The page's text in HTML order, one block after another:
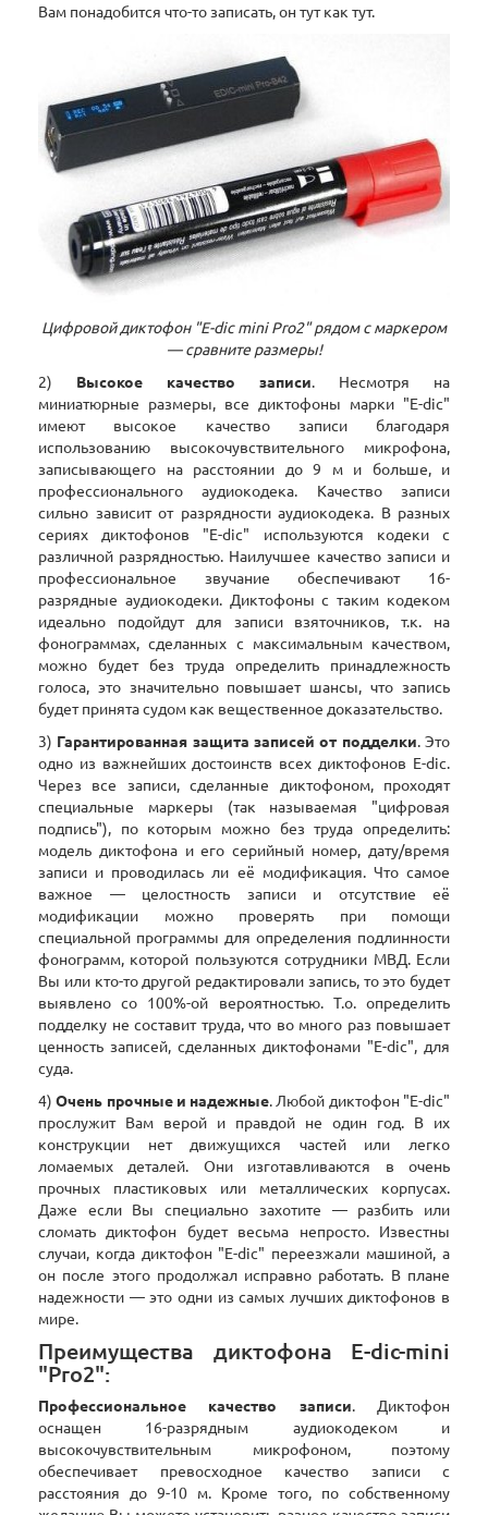
Вам понадобится что-то записать, он тут как тут.
Цифровой диктофон "Е-diс mini Pro2" рядом с маркером
— сравните размеры!
2) Высокое качество записи. Несмотря на
миниатюрные размеры, все диктофоны марки "E-dic"
имеют высокое качество записи благодаря
использованию высокочувствительного микрофона,
записывающего на расстоянии до 9 м и больше, и
профессионального аудиокодека. Качество записи
сильно зависит от разрядности аудиокодека. В разных
сериях диктофонов "E-dic" используются кодеки с
различной разрядностью. Наилучшее качество записи и
профессиональное звучание обеспечивают 16-
разрядные аудиокодеки. Диктофоны с таким кодеком
идеально подойдут для записи взяточников, т.к. на
фонограммах, сделанных с максимальным качеством,
можно будет без труда определить принадлежность
голоса, это значительно повышает шансы, что запись
будет принята судом как вещественное доказательство.
3) Гарантированная защита записей от подделки. Это
одно из важнейших достоинств всех диктофонов E-dic.
Через все записи, сделанные диктофоном, проходят
специальные маркеры (так называемая "цифровая
подпись"), по которым можно без труда определить:
модель диктофона и его серийный номер, дату/время
записи и проводилась ли её модификация. Что самое
важное — целостность записи и отсутствие её
модификации можно проверять при помощи
специальной программы для определения подлинности
фонограмм, которой пользуются сотрудники МВД. Если
Вы или кто-то другой редактировали запись, то это будет
выявлено со 100%-ой вероятностью. Т.о. определить
подделку не составит труда, что во много раз повышает
ценность записей, сделанных диктофонами "E-dic", для
суда.
4)Очень прочные и надежные. Любой диктофон "E-dic"
прослужит Вам верой и правдой не один год. В их
конструкции нет движущихся частей или легко
ломаемых деталей. Они изготавливаются в очень
прочных пластиковых или металлических корпусах.
Даже если Вы специально захотите — разбить или
сломать диктофон будет весьма непросто. Известны
случаи, когда диктофон "E-dic" переезжали машиной, а
он после этого продолжал исправно работать. В плане
надежности — это одни из самых лучших диктофонов в
мире.
Преимущества диктофона E-dic-mini
"Pro2":
Профессиональное качество записи. Диктофон
оснащен 16-разрядным аудиокодеком и
высокочувствительным микрофоном, поэтому
обеспечивает превосходное качество записи с
расстояния до 9-10 м. Кроме того, по собственному